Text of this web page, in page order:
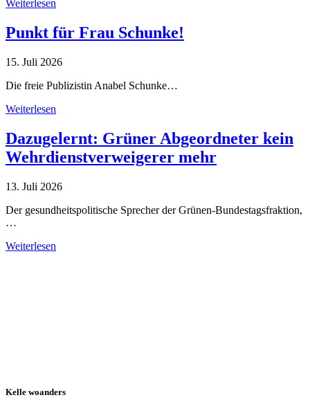
Weiterlesen
Punkt für Frau Schunke!
15. Juli 2026
Die freie Publizistin Anabel Schunke…
Weiterlesen
Dazugelernt: Grüner Abgeordneter kein
Wehrdienstverweigerer mehr
13. Juli 2026
Der gesundheitspolitische Sprecher der Grünen-Bundestagsfraktion,
…
Weiterlesen
Kelle woanders